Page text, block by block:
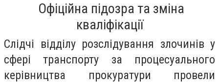
Офіційна підозра та зміна
кваліфікації
Слідчі відділу розслідування злочинів у
сфері транспорту за процесуального
керівництва прокуратури провели